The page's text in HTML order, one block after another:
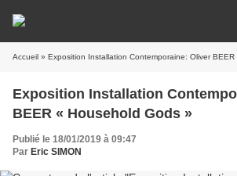
Accueil » Exposition Installation Contemporaine: Oliver
Exposition Installation
BEER « Household Gods »
Publié le 18/01/2019 à 09:47
Par Eric SIMON